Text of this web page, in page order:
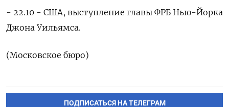
- 22.10 - США, выступление главы ФРБ Нью-Йорка
Джона Уильямса.
(Московское бюро)
ПОДПИСАТЬСЯ НА ТЕЛЕГРАМ